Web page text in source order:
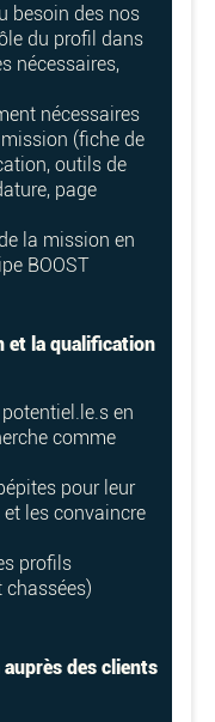
besoin des nos
du profil dans
nécessaires,
nécessaires
(fiche de
outils de
page
la mission en
BOOST
et la qualification
en
comme
pour leur
les convaincre
profils
chassées)
des clients